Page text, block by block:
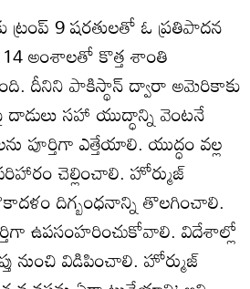
ట్రంప్‌ 9 షరతులతో ఓ ప్రతిపాదన
అంశాలతో కొత్త శాంతి
దీనిని పాకిస్థాన్‌ ద్వారా అమెరికాకు
సహా యుద్ధాన్ని వెంటనే
ఎత్తేయాలి. యుద్ధం వల్ల
చెల్లించాలి. హోర్ముజ్‌
దిగ్బంధనాన్ని తొలగించాలి.
ఉపసంహరించుకోవాలి. విదేశాల్లో
నుంచి విడిపించాలి. హోర్ముజ్‌